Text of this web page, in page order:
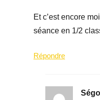
Et c’est encore
séance en 1/2
Répondre